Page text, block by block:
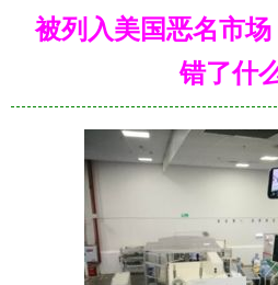
被列入美国恶名市
错了什